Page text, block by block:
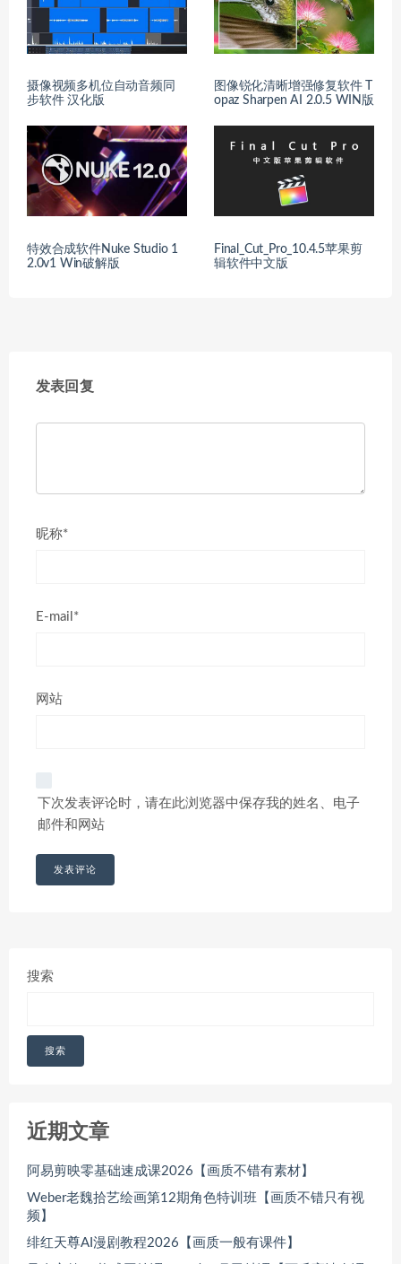
摄像视频多机位自动音频同
步软件 汉化版
图像锐化清晰增强修复软件 T
opaz Sharpen AI 2.0.5 WIN版
特效合成软件Nuke Studio 1
2.0v1 Win破解版
Final_Cut_Pro_10.4.5苹果剪
辑软件中文版
发表回复
昵称*
E-mail*
网站
下次发表评论时，请在此浏览器中保存我的姓名、电子
邮件和网站
搜索
搜索
近期文章
阿易剪映零基础速成课2026【画质不错有素材】
Weber老魏拾艺绘画第12期角色特训班【画质不错只有视
频】
绯红天尊AI漫剧教程2026【画质一般有课件】